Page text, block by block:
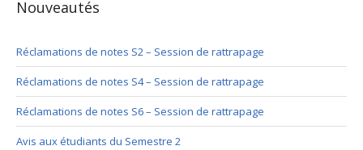
Nouveautés
Réclamations de notes S2 – Session de rattrapage
Réclamations de notes S4 – Session de rattrapage
Réclamations de notes S6 – Session de rattrapage
Avis aux étudiants du Semestre 2